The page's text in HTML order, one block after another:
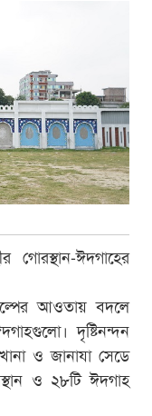
গোরস্থান-ঈদগাহের
আওতায় বদলে
দৃষ্টিনন্দন
ও জানাযা সেডে
ও ২৮টি ঈদগাহ